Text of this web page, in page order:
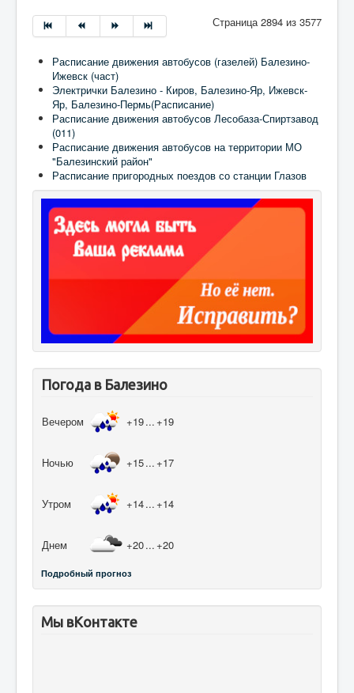
Страница 2894 из 3577
Расписание движения автобусов (газелей) Балезино-
Ижевск (част)
Электрички Балезино - Киров, Балезино-Яр, Ижевск-
Яр, Балезино-Пермь(Расписание)
Расписание движения автобусов Лесобаза-Спиртзавод
(011)
Расписание движения автобусов на территории МО
"Балезинский район"
Расписание пригородных поездов со станции Глазов
Погода в Балезино
Вечером +19... +19
Ночью +15... +17
Утром +14... +14
Днем +20... +20
Подробный прогноз
Мы вКонтакте